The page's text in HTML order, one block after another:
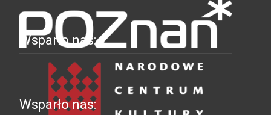
Wsparło nas:
Wsparło nas: